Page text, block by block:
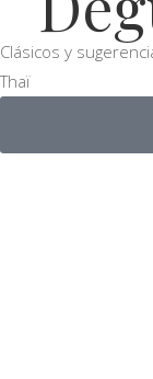
Clásicos y
Thaï